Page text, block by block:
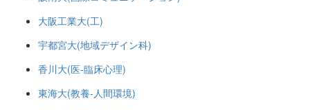
大阪工業大(工)
宇都宮大(地域デザイン科)
香川大(医-臨床心理)
東海大(教養-人間環境)